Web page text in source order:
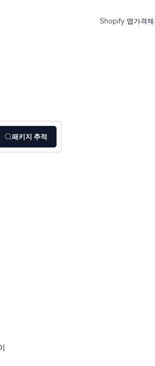
Shopify 앱가격
패키지 추적